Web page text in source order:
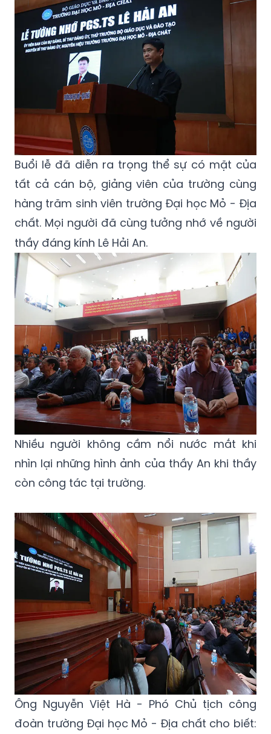
Buổi lễ đã diễn ra trọng thể sự có mặt của
tất cả cán bộ, giảng viên của trường cùng
hàng trăm sinh viên trường Đại học Mỏ - Địa
chất. Mọi người đã cùng tưởng nhớ về người
thầy đáng kính Lê Hải An.
Nhiều người không cầm nổi nước mắt khi
còn công tác tại trường.